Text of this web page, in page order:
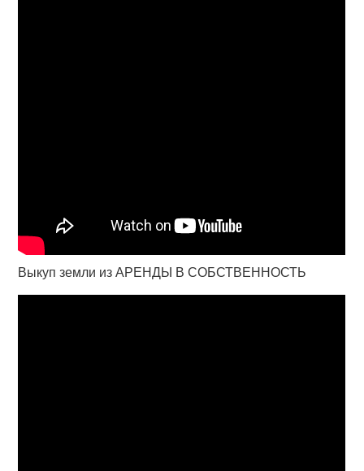
Выкуп земли из АРЕНДЫ В СОБСТВЕННОСТЬ